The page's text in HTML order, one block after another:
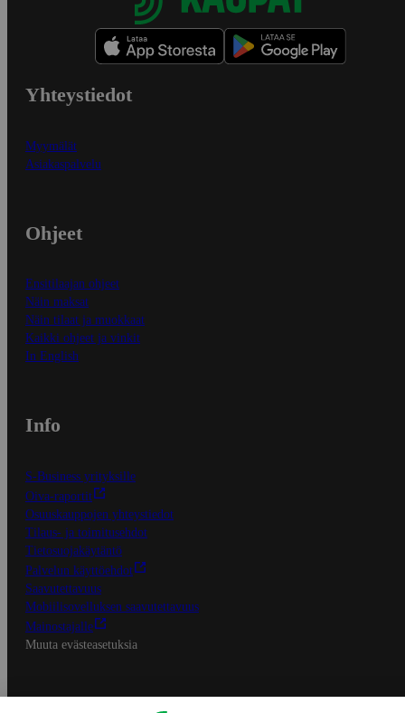
Yhteystiedot
Myymälät
Asiakaspalvelu
Ohjeet
Ensitilaajan ohjeet
Näin maksat
Näin tilaat ja muokkaat
Kaikki ohjeet ja vinkit
In English
Info
S-Business yrityksille
Oiva-raportit
Osuuskauppojen yhteystiedot
Tilaus- ja toimitusehdot
Tietosuojakäytäntö
Palvelun käyttöehdot
Saavutettavuus
Mobiilisovelluksen saavutettavuus
Mainostajalle
Muuta evästeasetuksia